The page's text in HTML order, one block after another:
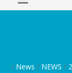
/ News / NEWS /